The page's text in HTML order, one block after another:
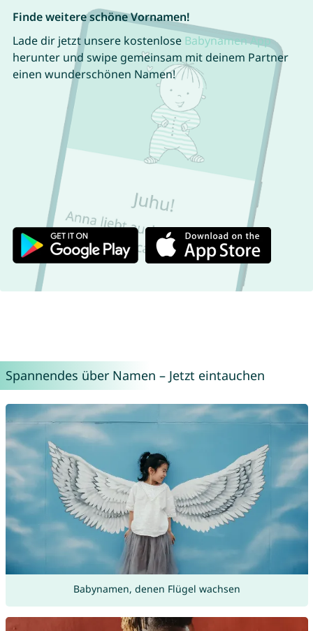
Finde weitere schöne Vornamen!
Lade dir jetzt unsere kostenlose Babynamen App
herunter und swipe gemeinsam mit deinem Partner
einen wunderschönen Namen!
Spannendes über Namen – Jetzt eintauchen
Babynamen, denen Flügel wachsen